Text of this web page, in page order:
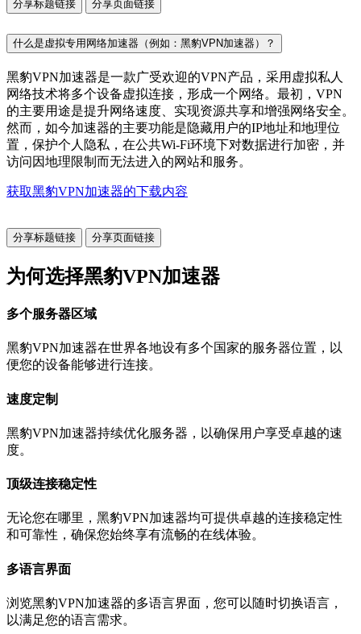
分享标题链接 分享页面链接
什么是虚拟专用网络加速器（例如：黑豹VPN加速器）？
黑豹VPN加速器是一款广受欢迎的VPN产品，采用虚拟私人
网络技术将多个设备虚拟连接，形成一个网络。最初，VPN
的主要用途是提升网络速度、实现资源共享和增强网络安全。
然而，如今加速器的主要功能是隐藏用户的IP地址和地理位
置，保护个人隐私，在公共Wi-Fi环境下对数据进行加密，并
访问因地理限制而无法进入的网站和服务。
获取黑豹VPN加速器的下载内容
分享标题链接 分享页面链接
为何选择黑豹VPN加速器
多个服务器区域
黑豹VPN加速器在世界各地设有多个国家的服务器位置，以
便您的设备能够进行连接。
速度定制
黑豹VPN加速器持续优化服务器，以确保用户享受卓越的速
度。
顶级连接稳定性
无论您在哪里，黑豹VPN加速器均可提供卓越的连接稳定性
和可靠性，确保您始终享有流畅的在线体验。
多语言界面
浏览黑豹VPN加速器的多语言界面，您可以随时切换语言，
以满足您的语言需求。